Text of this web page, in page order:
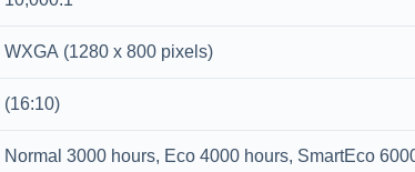
WXGA (1280 x 800 pixels)
(16:10)
Normal 3000 hours, Eco 4000 hours, SmartEco